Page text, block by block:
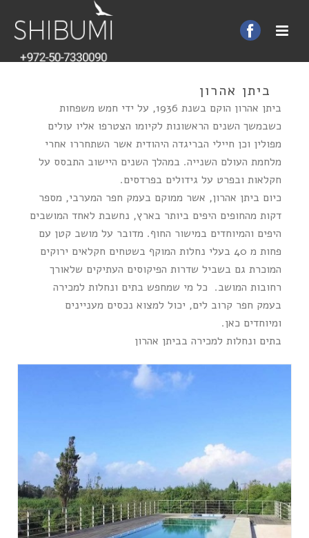
ביתן אהרון
ביתן אהרון הוקם בשנת 1936, על ידי חמש משפחות
כשבמשך השנים הראשונות לקיומו הצטרפו אליו עולים
מפולין וכן חיילי הבריגדה היהודית אשר השתחררו אחרי
מלחמת העולם השנייה. במהלך השנים היישוב התבסס על
חקלאות ובפרט על גידולים בפרדסים.
כיום ביתן אהרון, אשר ממוקם בעמק חפר המערבי, מספר
דקות מהחופים היפים ביותר בארץ, נחשבת לאחד המושבים
היפים והמיוחדים במישור החוף. מדובר על מושב קטן עם
פחות מ 40 בעלי נחלות המוקף בשטחים חקלאים ירוקים
המוכרת גם בשביל שדרות הפיקוסים העתיקים שלאורך
רחובות המושב. כל מי שמחפש בתים ונחלות למכירה
בעמק חפר קרוב לים, יכול למצוא נכסים מעניינים
ומיוחדים כאן.
בתים ונחלות למכירה בביתן אהרון